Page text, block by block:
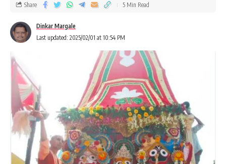
Last updated: 2025/02/01 at 10:54 PM
Dinkar Margale
Share 5 Min Read